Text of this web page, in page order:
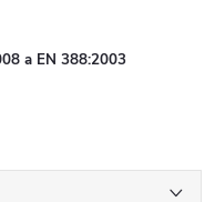
a EN 388:2003